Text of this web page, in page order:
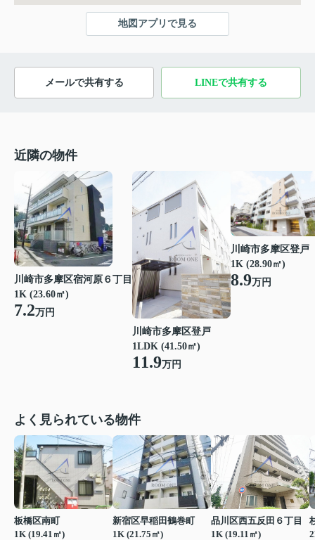
地図アプリで見る
メールで共有する LINEで共有する
近隣の物件
川崎市多摩区宿河原６丁目
1K (23.60㎡)
7.2万円
川崎市多摩区登戸
1LDK (41.50㎡)
11.9万円
川崎市多摩区登戸
1K (28.90㎡)
8.9万円
よく見られている物件
板橋区南町
1K (19.41㎡)
新宿区早稲田鶴巻町
1K (21.75㎡)
品川区西五反田６丁目
1K (19.11㎡)